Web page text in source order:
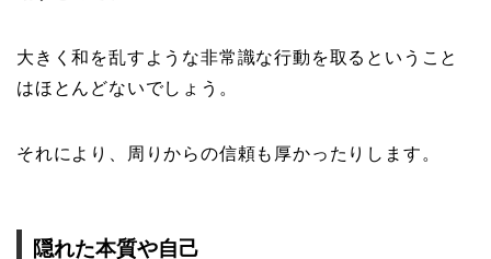
大きく和を乱すような非常識な行動を取るということ
はほとんどないでしょう。
それにより、周りからの信頼も厚かったりします。
隠れた本質や自己